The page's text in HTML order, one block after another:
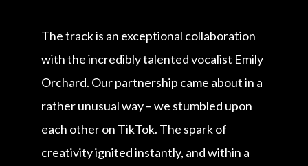
The track is an exceptional collaboration
with the incredibly talented vocalist Emily
Orchard. Our partnership came about in a
rather unusual way – we stumbled upon
each other on TikTok. The spark of
creativity ignited instantly, and within a